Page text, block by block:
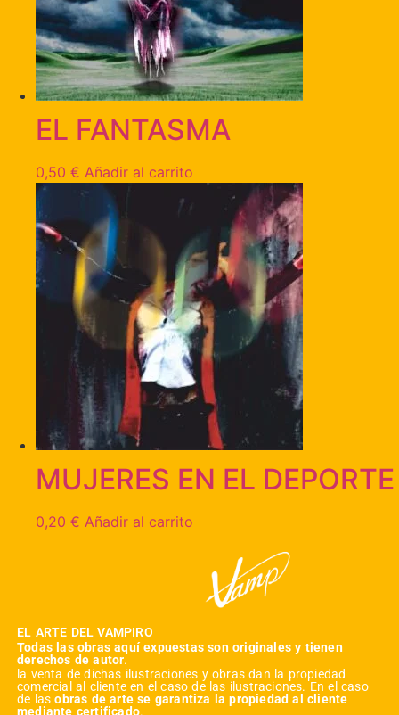
EL FANTASMA
0,50 € Añadir al carrito
MUJERES EN EL DEPORTE
0,20 € Añadir al carrito
EL ARTE DEL VAMPIRO
Todas las obras aquí expuestas son originales y tienen
derechos de autor.
la venta de dichas ilustraciones y obras dan la propiedad
comercial al cliente en el caso de las ilustraciones. En el caso
de lasobras de arte se garantiza la propiedad al cliente
mediante certificado.